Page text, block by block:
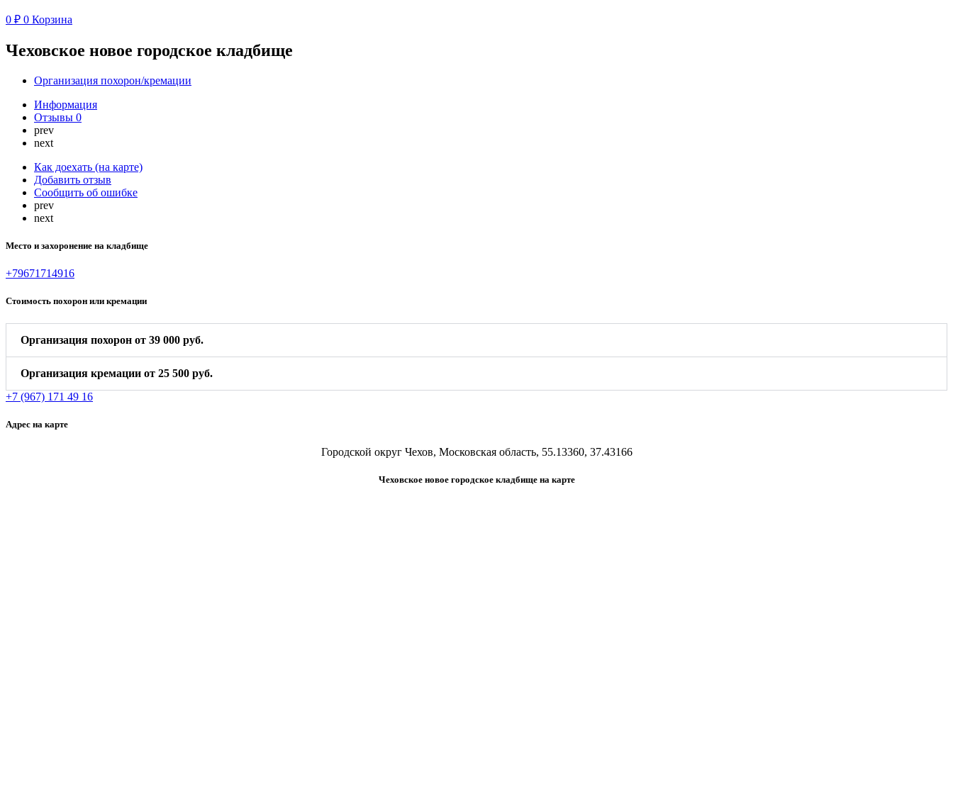
0 ₽ 0 Корзина
Чеховское новое городское кладбище
Организация похорон/кремации
Информация
Отзывы 0
prev
next
Как доехать (на карте)
Добавить отзыв
Сообщить об ошибке
prev
next
Место и захоронение на кладбище
+79671714916
Стоимость похорон или кремации
Организация похорон от 39 000 руб.
Организация кремации от 25 500 руб.
+7 (967) 171 49 16
Адрес на карте
Городской округ Чехов, Московская область, 55.13360, 37.43166
Чеховское новое городское кладбище на карте